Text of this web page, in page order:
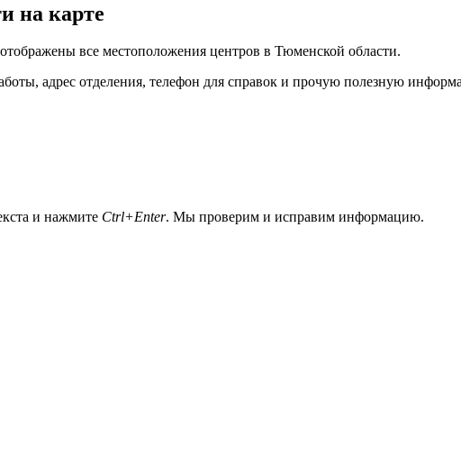
на карте
все местоположения центров в Тюменской области.
адрес отделения, телефон для справок и прочую полезную
и нажмите Ctrl+Enter. Мы проверим и исправим информацию.